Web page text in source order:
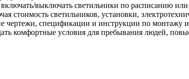
выключать светильники по расписанию
светильников, установки,
чертежи, спецификации и инструкции по монтажу
комфортные условия для пребывания людей,